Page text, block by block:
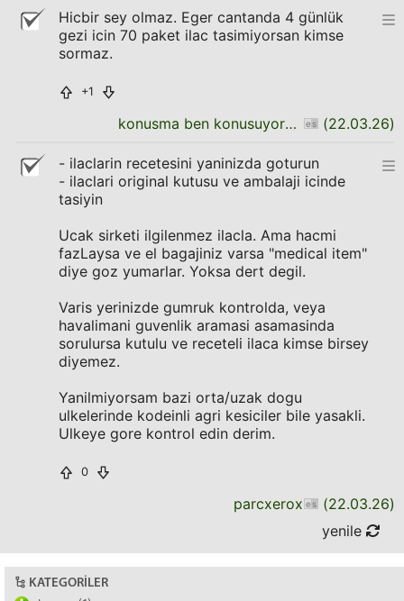
Hicbir sey olmaz. Eger cantanda 4 günlük
gezi icin 70 paket ilac tasimiyorsan kimse
sormaz.
+1
konusma ben konusuyorum daha bitirmedim (22.03.26)
- ilaclarin recetesini yaninizda goturun
- ilaclari original kutusu ve ambalaji icinde
tasiyin
Ucak sirketi ilgilenmez ilacla. Ama hacmi
fazLaysa ve el bagajiniz varsa "medical item"
diye goz yumarlar. Yoksa dert degil.
Varis yerinizde gumruk kontrolda, veya
havalimani guvenlik aramasi asamasinda
sorulursa kutulu ve receteli ilaca kimse birsey
diyemez.
Yanilmiyorsam bazi orta/uzak dogu
ulkelerinde kodeinli agri kesiciler bile yasakli.
Ulkeye gore kontrol edin derim.
0
parcxerox (22.03.26)
yenile
KATEGORILER